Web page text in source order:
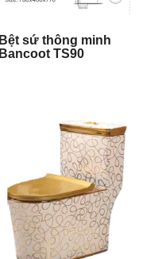
Bệt sứ thông minh
Bancoot TS90